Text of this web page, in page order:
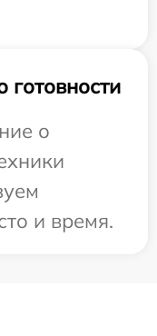
о
и время.